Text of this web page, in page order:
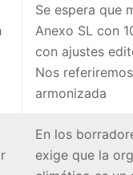
Se espera que
Anexo SL con
con ajustes
Nos
armonizada
En los
exige que la